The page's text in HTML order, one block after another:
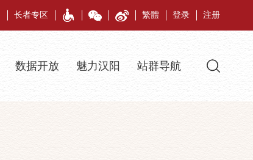
长者专区 繁體 登录 注册
数据开放 魅力汉阳 站群导航